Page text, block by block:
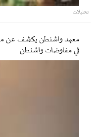
تحليلات
معهد واشنطن يكشف عن
في مفاوضات واشنطن